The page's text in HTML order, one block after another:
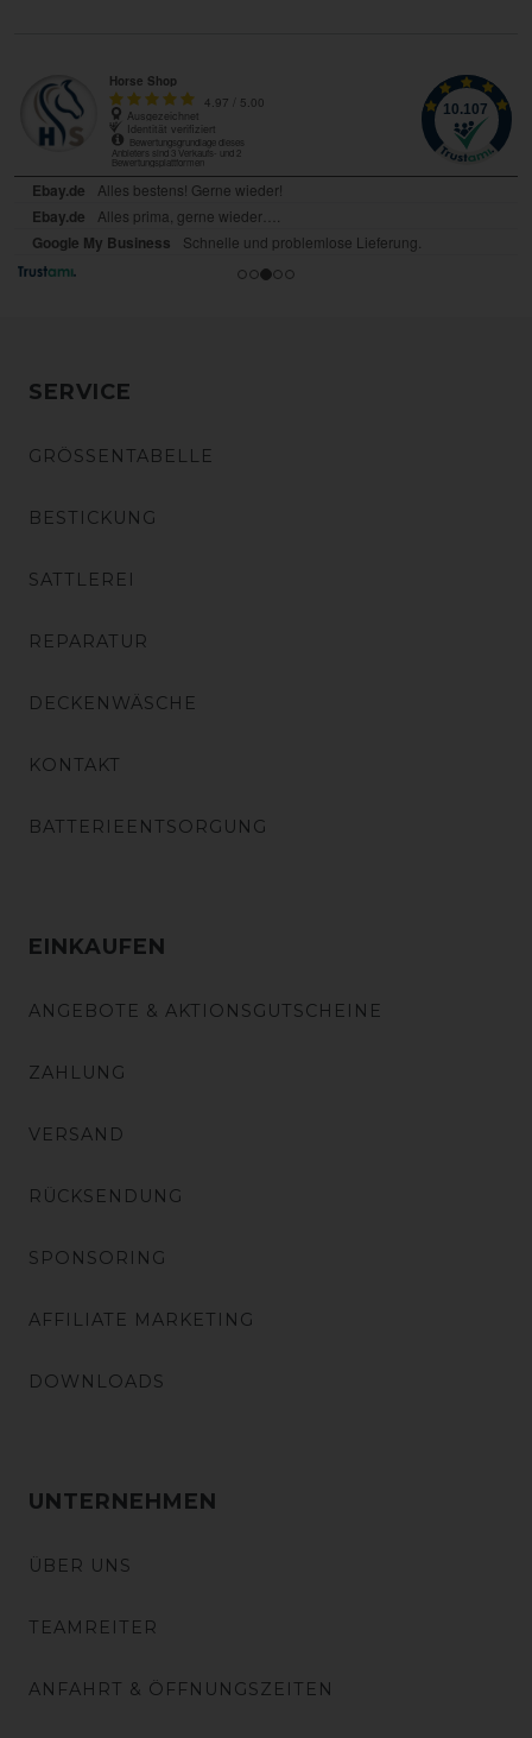
SERVICE
GRÖSSENTABELLE
BESTICKUNG
SATTLEREI
REPARATUR
DECKENWÄSCHE
KONTAKT
BATTERIEENTSORGUNG
EINKAUFEN
ANGEBOTE & AKTIONSGUTSCHEINE
ZAHLUNG
VERSAND
RÜCKSENDUNG
SPONSORING
AFFILIATE MARKETING
DOWNLOADS
UNTERNEHMEN
ÜBER UNS
TEAMREITER
ANFAHRT & ÖFFNUNGSZEITEN